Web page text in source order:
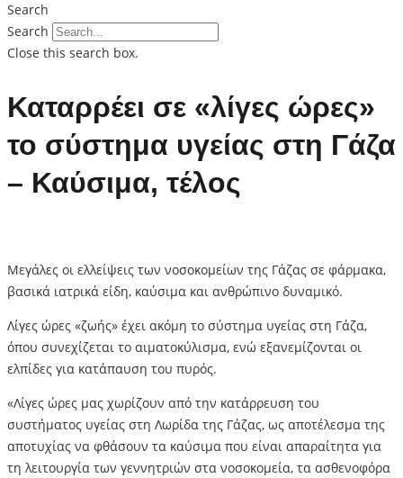
Search
Search
Close this search box.
Καταρρέει σε «λίγες ώρες»
το σύστημα υγείας στη Γάζα
– Καύσιμα, τέλος
Μεγάλες οι ελλείψεις των νοσοκομείων της Γάζας σε φάρμακα,
βασικά ιατρικά είδη, καύσιμα και ανθρώπινο δυναμικό.
Λίγες ώρες «ζωής» έχει ακόμη το σύστημα υγείας στη Γάζα,
όπου συνεχίζεται το αιματοκύλισμα, ενώ εξανεμίζονται οι
ελπίδες για κατάπαυση του πυρός.
«Λίγες ώρες μας χωρίζουν από την κατάρρευση του
συστήματος υγείας στη Λωρίδα της Γάζας, ως αποτέλεσμα της
αποτυχίας να φθάσουν τα καύσιμα που είναι απαραίτητα για
τη λειτουργία των γεννητριών στα νοσοκομεία, τα ασθενοφόρα